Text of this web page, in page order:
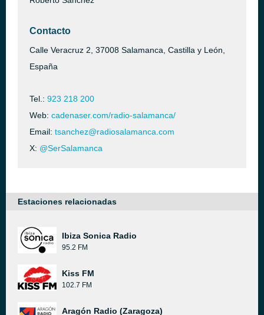
Contacto
Calle Veracruz 2, 37008 Salamanca, Castilla y León,
España
Tel.: 923 218 200
Web: cadenaser.com/radio-salamanca/
Email: tsanchez@radiosalamanca.com
X: @SerSalamanca
Estaciones relacionadas
Ibiza Sonica Radio
95.2 FM
Kiss FM
102.7 FM
Aragón Radio (Zaragoza)